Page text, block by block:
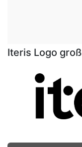
Iteris Logo groß